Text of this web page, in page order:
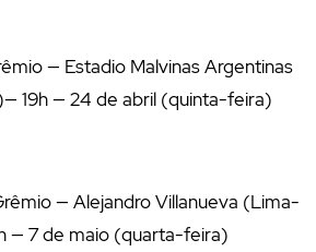
— Estadio Malvinas Argentinas
19h — 24 de abril (quinta-feira)
— Alejandro Villanueva (Lima-
— 7 de maio (quarta-feira)